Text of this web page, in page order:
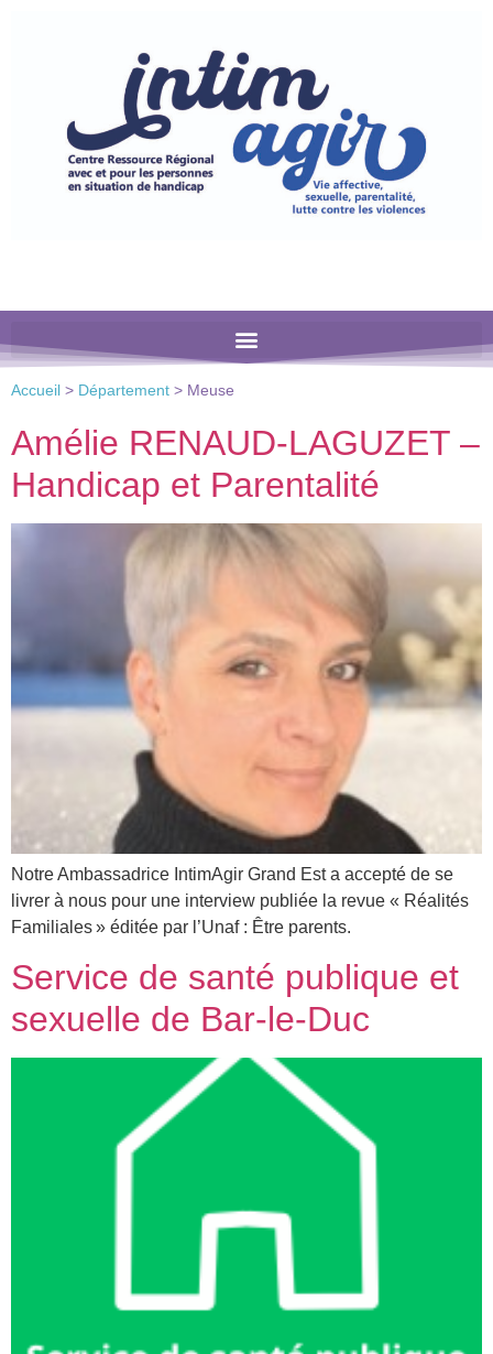
comprend
Accueil > Département > Meuse
Amélie RENAUD-LAGUZET –
Handicap et Parentalité
Notre Ambassadrice IntimAgir Grand Est a accepté de se
livrer à nous pour une interview publiée la revue « Réalités
Familiales » éditée par l’Unaf : Être parents.
Service de santé publique et
sexuelle de Bar-le-Duc